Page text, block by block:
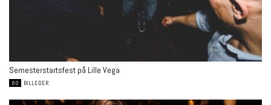
Semesterstartsfest på Lille Vega
80 BILLEDER